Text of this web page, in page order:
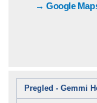
→ Google
Pregled - Gemmi